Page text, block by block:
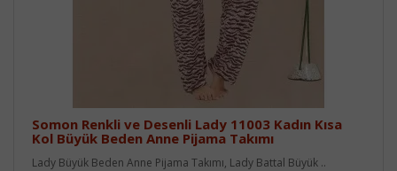
Somon Renkli ve Desenli Lady 11003 Kadın Kısa
Kol Büyük Beden Anne Pijama Takımı
Lady Büyük Beden Anne Pijama Takımı, Lady Battal Büyük ..